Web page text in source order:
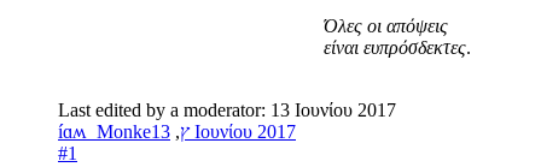
Όλες οι απόψεις
είναι ευπρόσδεκτες.​
Last edited by a moderator: 13 Ιουνίου 2017
íɑʍ_Monkeץ, 13 Ιουνίου 2017
#1